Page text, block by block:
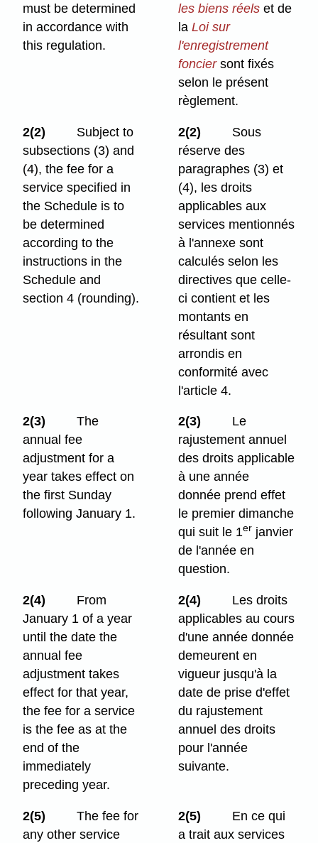
must be determined
in accordance with
this regulation.
les biens réels et de
laLoi sur
l'enregistrement
fonciersont fixés
selon le présent
règlement.
2(2)
Subject to
subsections (3) and
(4), the fee for a
service specified in
the Schedule is to
be determined
according to the
instructions in the
Schedule and
section 4 (rounding).
2(2)
Sous
réserve des
paragraphes (3) et
(4), les droits
applicables aux
services mentionnés
à l'annexe sont
calculés selon les
directives que celle-
ci contient et les
montants en
résultant sont
arrondis en
conformité avec
l'article 4.
2(3)
The
annual fee
adjustment for a
year takes effect on
the first Sunday
following January 1.
2(3)
Le
rajustement annuel
des droits applicable
à une année
donnée prend effet
le premier dimanche
qui suit le 1er janvier
de l'année en
question.
2(4)
From
January 1 of a year
until the date the
annual fee
adjustment takes
effect for that year,
the fee for a service
is the fee as at the
end of the
immediately
preceding year.
2(4)
Les droits
applicables au cours
d'une année donnée
demeurent en
vigueur jusqu'à la
date de prise d'effet
du rajustement
annuel des droits
pour l'année
suivante.
2(5)
The fee for
any other service
2(5)
En ce qui
a trait aux services